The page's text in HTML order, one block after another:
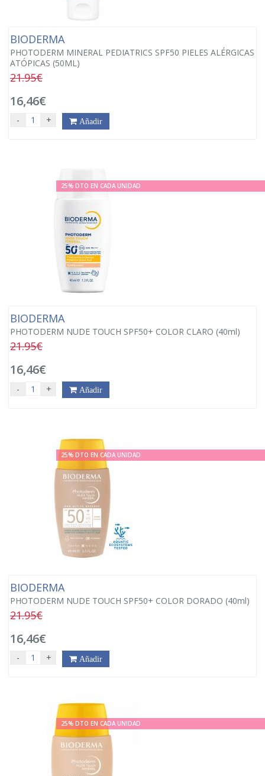
BIODERMA
PHOTODERM MINERAL PEDIATRICS SPF50 PIELES ALÉRGICAS
ATÓPICAS (50ML)
21.95€
16,46€
- + Añadir
25% DTO EN CADA UNIDAD
BIODERMA
PHOTODERM NUDE TOUCH SPF50+ COLOR CLARO (40ml)
21.95€
16,46€
- + Añadir
25% DTO EN CADA UNIDAD
BIODERMA
PHOTODERM NUDE TOUCH SPF50+ COLOR DORADO (40ml)
21.95€
16,46€
- + Añadir
25% DTO EN CADA UNIDAD